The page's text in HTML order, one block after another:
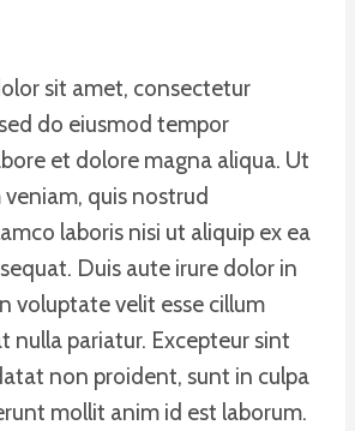
sit amet, consectetur
do eiusmod tempor
et dolore magna aliqua. Ut
quis nostrud
laboris nisi ut aliquip ex ea
Duis aute irure dolor in
voluptate velit esse cillum
nulla pariatur. Excepteur sint
non proident, sunt in culpa
mollit anim id est laborum.